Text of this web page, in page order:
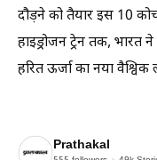
दौड़ने को तैयार इस 10
हाइड्रोजन ट्रेन तक,
हरित ऊर्जा का नया
Prathakal